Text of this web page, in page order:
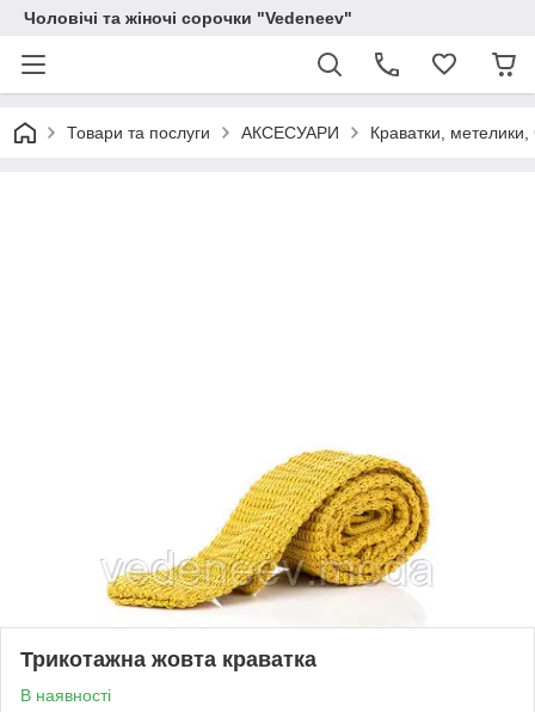
Чоловічі та жіночі сорочки "Vedeneev"
Товари та послуги АКСЕСУАРИ Краватки, метелики,
Трикотажна жовта краватка
В наявності